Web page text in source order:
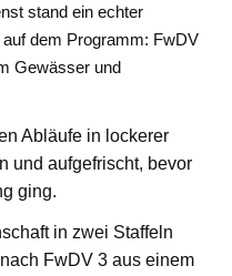
stand ein echter
dem Programm: FwDV
Gewässer und
Abläufe in lockerer
und aufgefrischt, bevor
ging.
in zwei Staffeln
FwDV 3 aus einem